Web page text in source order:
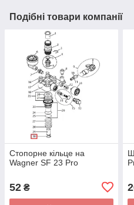
Подібні товари компанії
Стопорне кільце на
Wagner SF 23 Pro
52 ₴